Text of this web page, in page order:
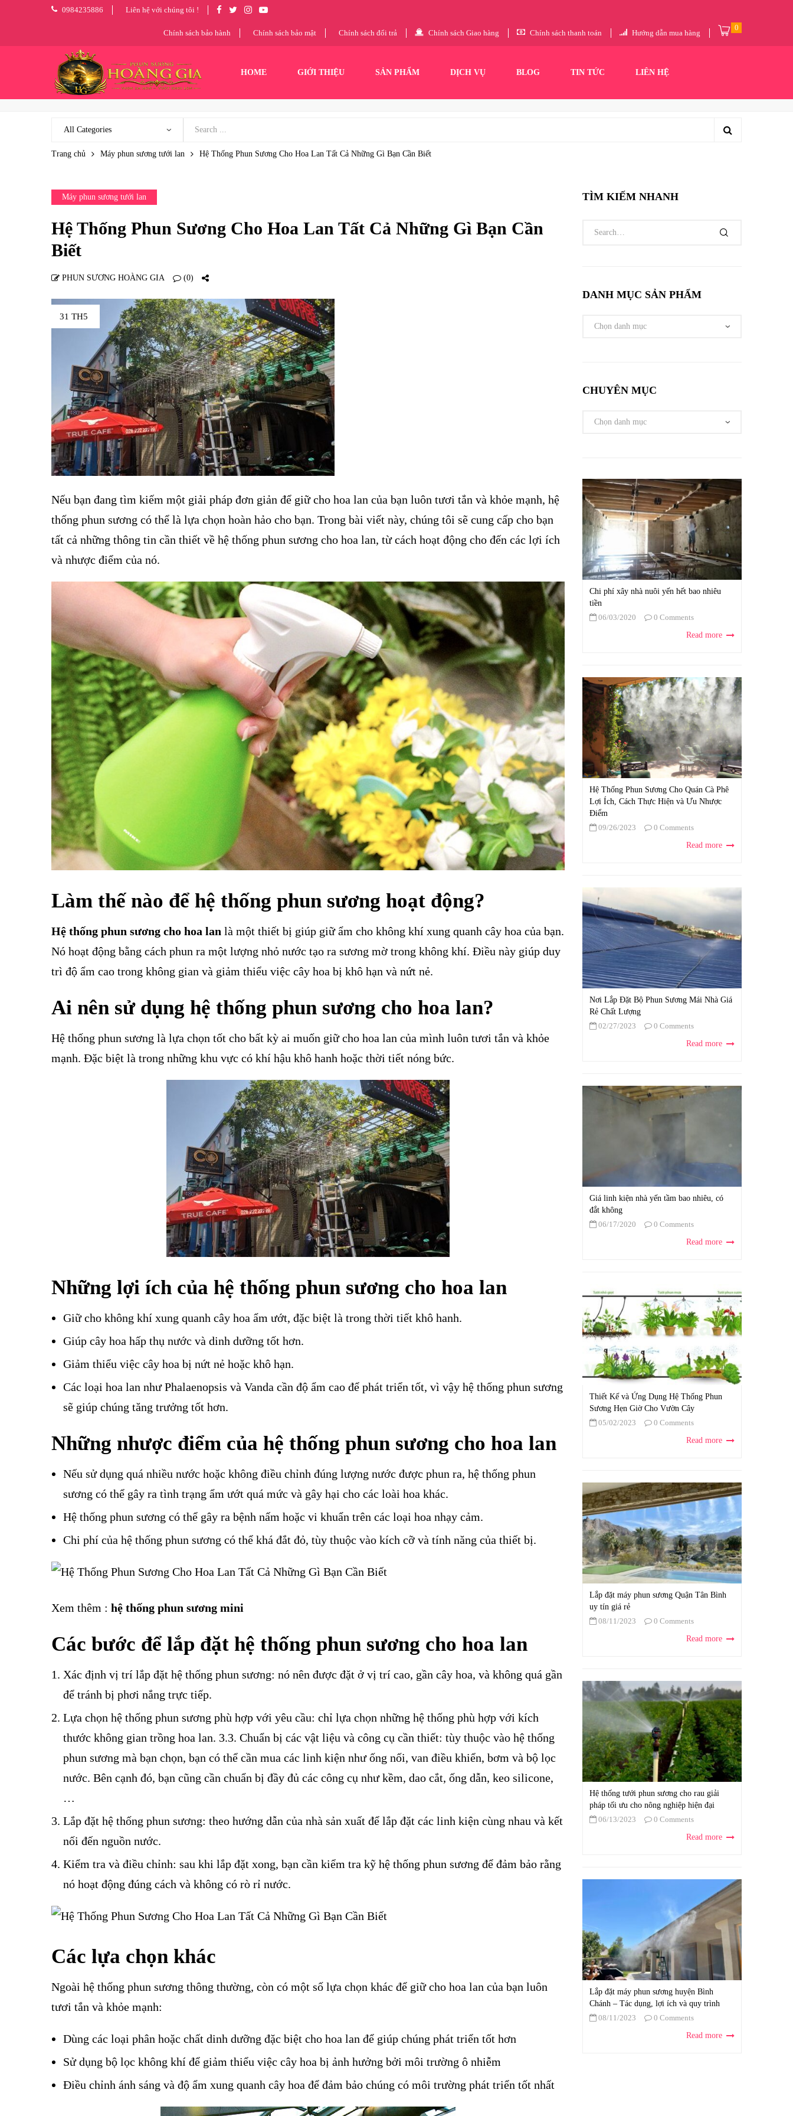
0984235886 Liên hệ với chúng tôi !
Chính sách bảo hành Chính sách bảo mật Chính sách đổi trả Chính sách Giao hàng Chính sách thanh toán Hướng dẫn mua hàng
0
HOME GIỚI THIỆU SẢN PHẨM DỊCH VỤ BLOG TIN TỨC LIÊN HỆ
Trang chủ Máy phun sương tưới lan Hệ Thống Phun Sương Cho Hoa Lan Tất Cả Những Gì Bạn Cần Biết
Máy phun sương tưới lan
Hệ Thống Phun Sương Cho Hoa Lan Tất Cả Những Gì Bạn Cần
Biết
PHUN SƯƠNG HOÀNG GIA (0)
31 TH5
Nếu bạn đang tìm kiếm một giải pháp đơn giản để giữ cho hoa lan của bạn luôn tươi tắn và khỏe mạnh, hệ
thống phun sương có thể là lựa chọn hoàn hảo cho bạn. Trong bài viết này, chúng tôi sẽ cung cấp cho bạn
tất cả những thông tin cần thiết về hệ thống phun sương cho hoa lan, từ cách hoạt động cho đến các lợi ích
và nhược điểm của nó.
Làm thế nào để hệ thống phun sương hoạt động?
Hệ thống phun sương cho hoa lan là một thiết bị giúp giữ ẩm cho không khí xung quanh cây hoa của bạn.
Nó hoạt động bằng cách phun ra một lượng nhỏ nước tạo ra sương mờ trong không khí. Điều này giúp duy
trì độ ẩm cao trong không gian và giảm thiểu việc cây hoa bị khô hạn và nứt nẻ.
Ai nên sử dụng hệ thống phun sương cho hoa lan?
Hệ thống phun sương là lựa chọn tốt cho bất kỳ ai muốn giữ cho hoa lan của mình luôn tươi tắn và khỏe
mạnh. Đặc biệt là trong những khu vực có khí hậu khô hanh hoặc thời tiết nóng bức.
Những lợi ích của hệ thống phun sương cho hoa lan
Giữ cho không khí xung quanh cây hoa ẩm ướt, đặc biệt là trong thời tiết khô hanh.
Giúp cây hoa hấp thụ nước và dinh dưỡng tốt hơn.
Giảm thiểu việc cây hoa bị nứt nẻ hoặc khô hạn.
Các loại hoa lan như Phalaenopsis và Vanda cần độ ẩm cao để phát triển tốt, vì vậy hệ thống phun sương
sẽ giúp chúng tăng trưởng tốt hơn.
Những nhược điểm của hệ thống phun sương cho hoa lan
Nếu sử dụng quá nhiều nước hoặc không điều chỉnh đúng lượng nước được phun ra, hệ thống phun
sương có thể gây ra tình trạng ẩm ướt quá mức và gây hại cho các loài hoa khác.
Hệ thống phun sương có thể gây ra bệnh nấm hoặc vi khuẩn trên các loại hoa nhạy cảm.
Chi phí của hệ thống phun sương có thể khá đắt đỏ, tùy thuộc vào kích cỡ và tính năng của thiết bị.
Xem thêm : hệ thống phun sương mini
Các bước để lắp đặt hệ thống phun sương cho hoa lan
Xác định vị trí lắp đặt hệ thống phun sương: nó nên được đặt ở vị trí cao, gần cây hoa, và không quá gần
để tránh bị phơi nắng trực tiếp.
Lựa chọn hệ thống phun sương phù hợp với yêu cầu: chỉ lựa chọn những hệ thống phù hợp với kích
thước không gian trồng hoa lan. 3.3. Chuẩn bị các vật liệu và công cụ cần thiết: tùy thuộc vào hệ thống
phun sương mà bạn chọn, bạn có thể cần mua các linh kiện như ống nối, van điều khiển, bơm và bộ lọc
nước. Bên cạnh đó, bạn cũng cần chuẩn bị đầy đủ các công cụ như kềm, dao cắt, ống dẫn, keo silicone,
…
Lắp đặt hệ thống phun sương: theo hướng dẫn của nhà sản xuất để lắp đặt các linh kiện cùng nhau và kết
nối đến nguồn nước.
Kiểm tra và điều chỉnh: sau khi lắp đặt xong, bạn cần kiểm tra kỹ hệ thống phun sương để đảm bảo rằng
nó hoạt động đúng cách và không có rò rỉ nước.
Các lựa chọn khác
Ngoài hệ thống phun sương thông thường, còn có một số lựa chọn khác để giữ cho hoa lan của bạn luôn
tươi tắn và khỏe mạnh:
Dùng các loại phân hoặc chất dinh dưỡng đặc biệt cho hoa lan để giúp chúng phát triển tốt hơn
Sử dụng bộ lọc không khí để giảm thiểu việc cây hoa bị ảnh hưởng bởi môi trường ô nhiễm
Điều chỉnh ánh sáng và độ ẩm xung quanh cây hoa để đảm bảo chúng có môi trường phát triển tốt nhất
TÌM KIẾM NHANH
DANH MỤC SẢN PHẨM
CHUYÊN MỤC
Chi phí xây nhà nuôi yến hết bao nhiêu
tiền
06/03/2020
0 Comments
Read more
Hệ Thống Phun Sương Cho Quán Cà Phê
Lợi Ích, Cách Thực Hiện và Ưu Nhược
Điểm
09/26/2023
0 Comments
Read more
Nơi Lắp Đặt Bộ Phun Sương Mái Nhà Giá
Rẻ Chất Lượng
02/27/2023
0 Comments
Read more
Giá linh kiện nhà yến tầm bao nhiêu, có
đắt không
06/17/2020
0 Comments
Read more
Thiết Kế và Ứng Dụng Hệ Thống Phun
Sương Hẹn Giờ Cho Vườn Cây
05/02/2023
0 Comments
Read more
Lắp đặt máy phun sương Quận Tân Bình
uy tín giá rẻ
08/11/2023
0 Comments
Read more
Hệ thống tưới phun sương cho rau giải
pháp tối ưu cho nông nghiệp hiện đại
06/13/2023
0 Comments
Read more
Lắp đặt máy phun sương huyện Bình
Chánh – Tác dụng, lợi ích và quy trình
08/11/2023
0 Comments
Read more